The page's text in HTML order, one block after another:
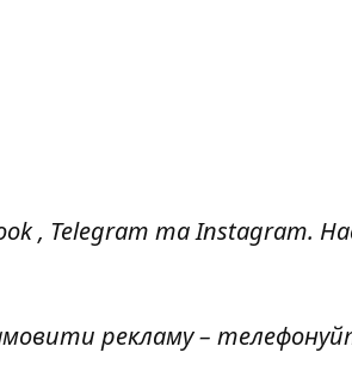
, Telegram таInstagram.
рекламу –